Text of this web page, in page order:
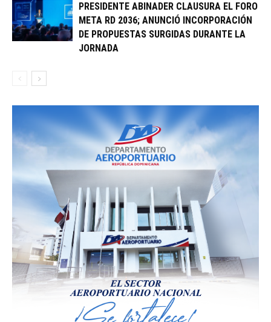
PRESIDENTE ABINADER CLAUSURA EL FORO
META RD 2036; ANUNCIÓ INCORPORACIÓN
DE PROPUESTAS SURGIDAS DURANTE LA
JORNADA